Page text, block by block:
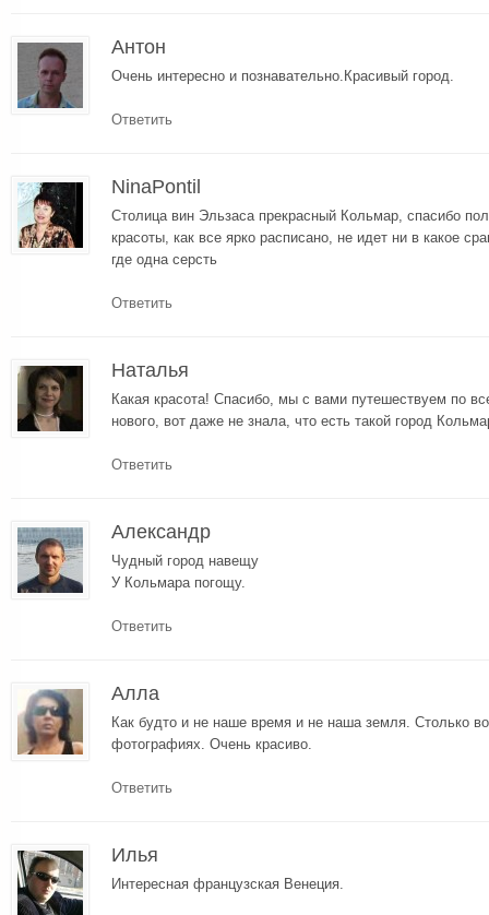
Антон
Очень интересно и познавательно.Красивый город.
Ответить
NinaPontil
Столица вин Эльзаса прекрасный Кольмар, спасибо
красоты, как все ярко расписано, не идет ни в какое
где одна серсть
Ответить
Наталья
Какая красота! Спасибо, мы с вами путешествуем по
нового, вот даже не знала, что есть такой город
Ответить
Александр
Чудный город навещу
У Кольмара погощу.
Ответить
Алла
Как будто и не наше время и не наша земля. Столько
фотографиях. Очень красиво.
Ответить
Илья
Интересная французская Венеция.